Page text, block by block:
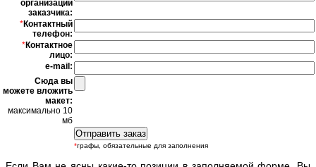
организации
заказчика:
*Контактный
телефон:
*Контактное
лицо:
e-mail:
Сюда вы
можете вложить
макет:
максимально 10
мб
*графы, обязательные для заполнения